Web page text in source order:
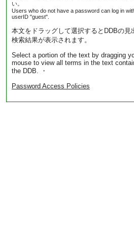
い。
Users who do not have a password can log in
userID "guest".
本文をドラッグして選択するとDDBの見
検索結果が表示されます。
Select a portion of the text by dragging
mouse to view all terms in the text
the DDB. ・
Password Access Policies